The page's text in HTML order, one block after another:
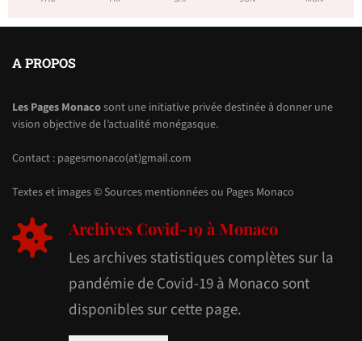
A PROPOS
Les Pages Monacosont une initiative privée destinée à donner une
vision objective de l’actualité monégasque.
Contact : pagesmonaco(at)gmail.com
Textes et images © Sources mentionnées ou Pages Monaco
Archives Covid-19 à Monaco
Les archives statistiques complètes sur la
pandémie de Covid-19 à Monaco sont
disponibles sur cette page.